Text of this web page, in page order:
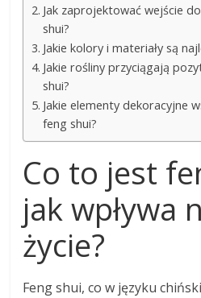
Jak zaprojektować wejście
shui?
Jakie kolory i materiały są
Jakie rośliny przyciągają
shui?
Jakie elementy dekoracyjne
feng shui?
Co to jest
jak wpływa
życie?
Feng shui, co w języku